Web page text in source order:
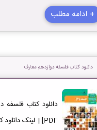
+ ادامه مطلب
دانلود کتاب فلسفه دوازدهم معارف